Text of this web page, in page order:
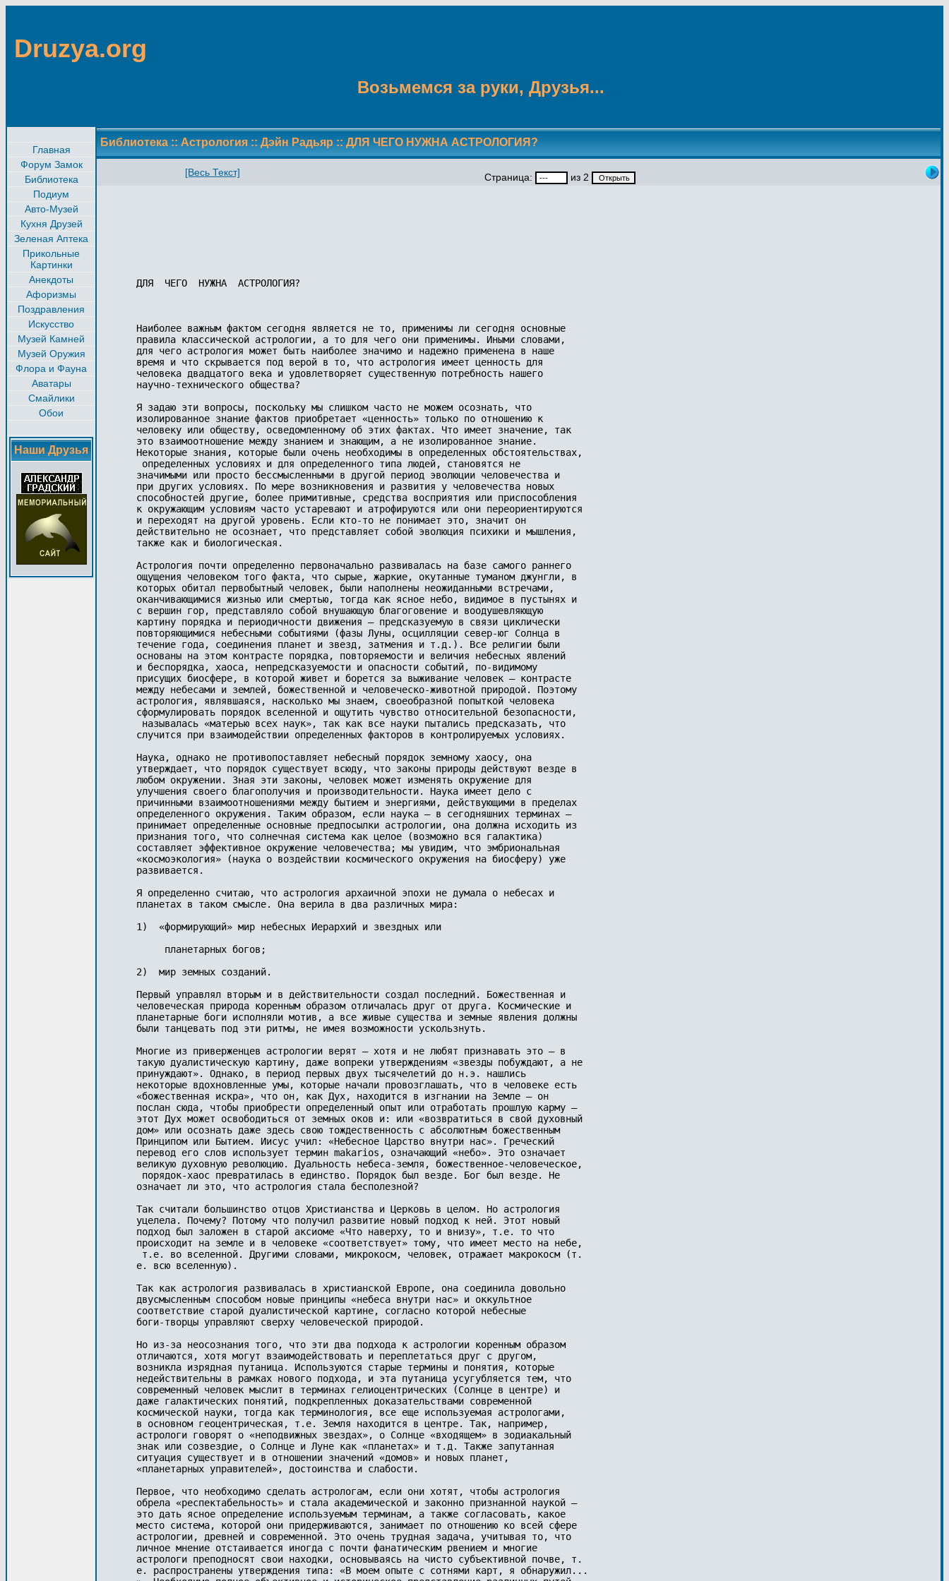
Druzya.org
Возьмемся за руки, Друзья...
Главная
Форум Замок
Библиотека
Подиум
Авто-Музей
Кухня Друзей
Зеленая Аптека
Прикольные
Картинки
Анекдоты
Афоризмы
Поздравления
Искусство
Музей Камней
Музей Оружия
Флора и Фауна
Аватары
Смайлики
Обои
Наши Друзья
Библиотека :: Астрология :: Дэйн Радьяр :: ДЛЯ ЧЕГО НУЖНА АСТРОЛОГИЯ?
[Весь Текст] Страница: из 2
ДЛЯ  ЧЕГО  НУЖНА  АСТРОЛОГИЯ?
Наиболее важным фактом сегодня является не то, применимы ли сегодня основные
правила классической ас­трологии, а то для чего они применимы. Иными словами,
для чего астрология может быть наиболее значимо и надежно при­менена в наше
время и что скрывается под верой в то, что астрология имеет ценность для
человека двадцатого века и удовлетворяет существенную потребность нашего
научно-тех­нического общества?
Я задаю эти вопросы, поскольку мы слишком часто не мо­жем осознать, что
изолированное знание фактов приобретает «ценность» только по отношению к
человеку или обществу, осведомленному об этих фактах. Что имеет значение, так
это взаимоотношение между знанием и знающим, а не изолиро­ванное знание.
Некоторые знания, которые были очень необ­ходимы в определенных обстоятельствах,
определенных усло­виях и для определенного типа людей, становятся не
значимы­ми или просто бессмысленными в другой период эволюции человечества и
при других условиях. По мере возникновения и развития у человечества новых
способностей другие, более примитивные, средства восприятия или приспособления
к окружающим условиям часто устаревают и атрофируются или они переориентируются
и переходят на другой уровень. Если кто-то не понимает это, значит он
действительно не осознает, что представляет собой эволюция психики и мышления,
также как и биологическая.
Астрология почти определенно первоначально развивалась на базе самого раннего
ощущения человеком того факта, что сырые, жаркие, окутанные туманом джунгли, в
которых оби­тал первобытный человек, были наполнены неожиданными встречами,
оканчивающимися жизнью или смертью, тогда как ясное небо, видимое в пустынях и
с вершин гор, представляло собой внушающую благоговение и воодушевляющую
картину порядка и периодичности движения — предсказуемую в связи циклически
повторяющимися небесными событиями (фазы Луны, осцилляции север-юг Солнца в
течение года, соедине­ния планет и звезд, затмения и т.д.). Все религии были
основа­ны на этом контрасте порядка, повторяемости и величия не­бесных явлений
и беспорядка, хаоса, непредсказуемости и опасности событий, по-видимому
присущих биосфере, в кото­рой живет и борется за выживание человек — контрасте
между небесами и землей, божественной и человеческо-животной природой. Поэтому
астрология, являвшаяся, насколько мы знаем, своеобразной попыткой человека
сформулировать по­рядок вселенной и ощутить чувство относительной безопасно­сти,
называлась «матерью всех наук», так как все науки пыта­лись предсказать, что
случится при взаимодействии опреде­ленных факторов в контролируемых условиях.
Наука, однако не противопоставляет небесный порядок земному хаосу, она
утверждает, что порядок существует всю­ду, что законы природы действуют везде в
любом окружении. Зная эти законы, человек может изменять окружение для
улучшения своего благополучия и производительности. Наука имеет дело с
причинными взаимоотношениями между бытием и энергиями, действующими в пределах
определенного окру­жения. Таким образом, если наука — в сегодняшних терминах —
принимает определенные основные предпосылки астроло­гии, она должна исходить из
признания того, что солнечная система как целое (возможно вся галактика)
составляет эф­фективное окружение человечества; мы увидим, что эмбриональная
«космоэкология» (наука о воздействии космического окружения на биосферу) уже
развивается.
Я определенно считаю, что астрология архаичной эпохи не думала о небесах и
планетах в таком смысле. Она верила в два различных мира:
1)  «формирующий» мир небесных Иерархий и звездных или
     планетарных богов;
2)  мир земных созданий.
Первый управлял вторым и в действительности создал по­следний. Божественная и
человеческая природа коренным об­разом отличалась друг от друга. Космические и
планетарные боги исполняли мотив, а все живые существа и земные явления должны
были танцевать под эти ритмы, не имея возможности ускользнуть.
Многие из приверженцев астрологии верят — хотя и не любят признавать это — в
такую дуалистическую картину, даже вопреки утверждениям «звезды побуждают, а не
при­нуждают». Однако, в период первых двух тысячелетий до н.э. нашлись
некоторые вдохновленные умы, которые начали про­возглашать, что в человеке есть
«божественная искра», что он, как Дух, находится в изгнании на Земле — он
послан сюда, чтобы приобрести определенный опыт или отработать про­шлую карму —
этот Дух может освободиться от земных оков и: или «возвратиться в свой духовный
дом» или осознать даже здесь свою тождественность с абсолютным божественным
Принципом или Бытием. Иисус учил: «Небесное Царство внутри нас». Греческий
перевод его слов использует термин makarios, означающий «небо». Это означает
великую духов­ную революцию. Дуальность небеса-земля, божественное-человеческое,
порядок-хаос превратилась в единство. Порядок был везде. Бог был везде. Не
означает ли это, что астрология стала бесполезной?
Так считали большинство отцов Христианства и Церковь в целом. Но астрология
уцелела. Почему? Потому что получил развитие новый подход к ней. Этот новый
подход был заложен в старой аксиоме «Что наверху, то и внизу», т.е. то что
проис­ходит на земле и в человеке «соответствует» тому, что имеет место на небе,
т.е. во вселенной. Другими словами, микрокосм, человек, отражает макрокосм (т.
е. всю вселенную).
Так как астрология развивалась в христианской Европе, она соединила довольно
двусмысленным способом новые прин­ципы «небеса внутри нас» и оккультное
соответствие старой дуалистической картине, согласно которой небесные
боги-творцы управляют сверху человеческой природой.
Но из-за неосознания того, что эти два подхода к астроло­гии коренным образом
отличаются, хотя могут взаимодейство­вать и переплетаться друг с другом,
возникла изрядная пута­ница. Используются старые термины и понятия, которые
не­действительны в рамках нового подхода, и эта путаница усу­губляется тем, что
современный человек мыслит в терминах гелиоцентрических (Солнце в центре) и
даже галактических понятий, подкрепленных доказательствами современной
кос­мической науки, тогда как терминология, все еще используе­мая астрологами,
в основном геоцентрическая, т.е. Земля на­ходится в центре. Так, например,
астрологи говорят о «непод­вижных звездах», о Солнце «входящем» в зодиакальный
знак или созвездие, о Солнце и Луне как «планетах» и т.д. Также запутанная
ситуация существует и в отношении значений «до­мов» и новых планет,
«планетарных управителей», достоинст­ва и слабости.
Первое, что необходимо сделать астрологам, если они хо­тят, чтобы астрология
обрела «респектабельность» и стала ака­демической и законно признанной наукой —
это дать ясное определение используемым терминам, а также согласовать, какое
место система, которой они придерживаются, занимает по отношению ко всей сфере
астрологии, древней и современ­ной. Это очень трудная задача, учитывая то, что
личное мне­ние отстаивается иногда с почти фанатическим рвением и мно­гие
астрологи преподносят свои находки, основываясь на чисто субъективной почве, т.
е. распространены утверждения типа: «В моем опыте с сотнями карт, я обнаружил...